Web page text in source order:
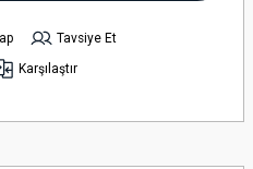
Tavsiye Et
Karşılaştır